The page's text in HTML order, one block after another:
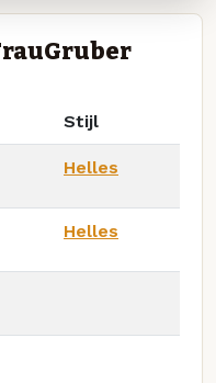
Stijl
Helles
Helles